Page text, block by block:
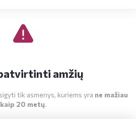
amžių
tik asmenys, kuriems yra ne mažiau
kaip 20 metų.